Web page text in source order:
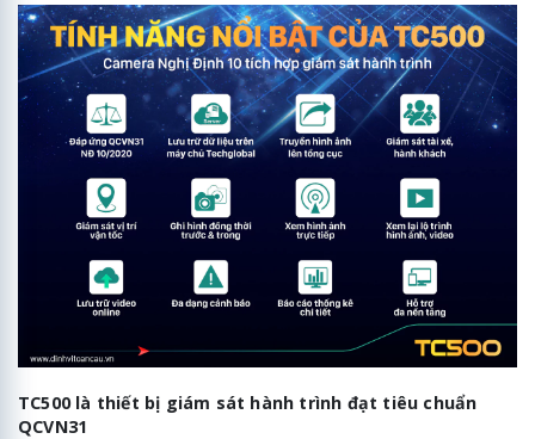
TC500 là thiết bị giám sát hành trình đạt tiêu chuẩn
QCVN31